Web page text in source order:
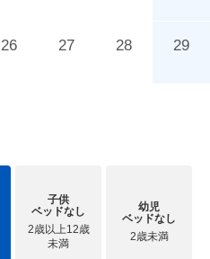
26 27 28 29
子供
ベッドなし
2歳以上12歳
未満
幼児
ベッドなし
2歳未満